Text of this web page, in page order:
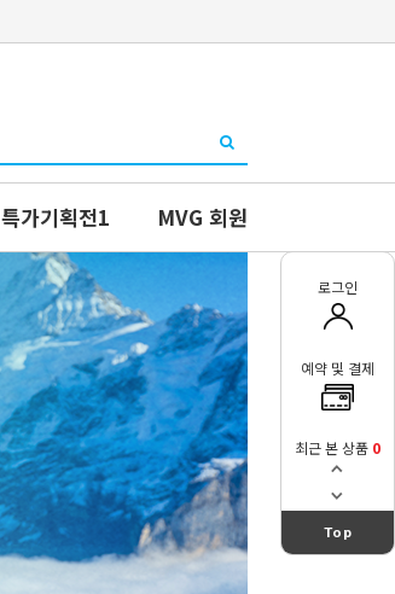
특가기획전1 MVG 회원
로그인
예약 및 결제
최근 본 상품 0
Top